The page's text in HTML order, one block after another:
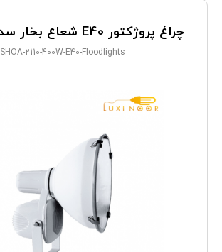
چراغ پروژکتور E40 شعاع بخار سدیم کد 2110
SHOA-2110-400W-E40-Floodlights